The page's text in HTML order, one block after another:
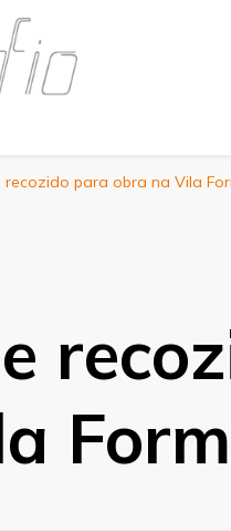
recozido para obra na Vila